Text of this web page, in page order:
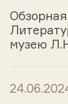
музею